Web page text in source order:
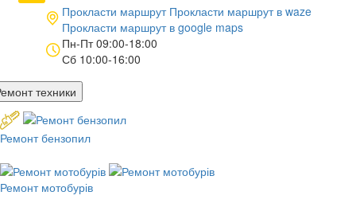
Прокласти маршрут Прокласти маршрут в waze
Прокласти маршрут в google maps
Пн-Пт 09:00-18:00
Сб 10:00-16:00
техники
Ремонт бензопил
Ремонт мотобурів